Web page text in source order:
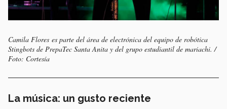
Camila Flores es parte del área de electrónica del equipo de robótica
Stingbots de PrepaTec Santa Anita y del grupo estudiantil de mariachi. /
Foto: Cortesía
La música: un gusto reciente